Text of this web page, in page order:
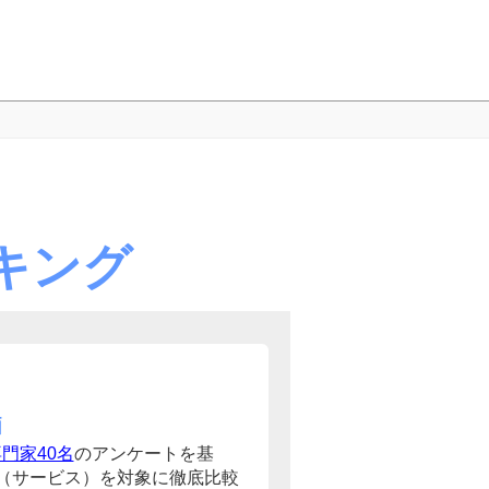
ング
家40名のアンケートを基
サービス）を対象に徹底比較